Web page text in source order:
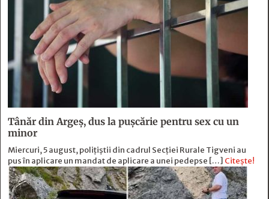
Tânăr din Argeș, dus la pușcărie pentru sex cu un
minor
Miercuri, 5 august, polițiștii din cadrul Secției Rurale Tigveni au
pus în aplicare un mandat de aplicare a unei pedepse […] Citește!